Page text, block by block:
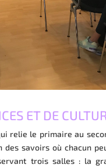
ET DE
relie le primaire au
savoirs où chacun
trois salles : la